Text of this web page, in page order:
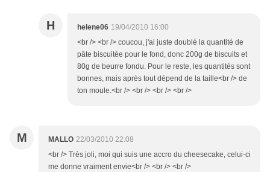
H helene06 19/04/2010 16:00
<br /> <br /> coucou, j'ai juste doublé la quantité de
pâte biscuitée pour le fond, donc 200g de biscuits et
80g de beurre fondu. Pour le reste, les quantités sont
bonnes, mais après tout dépend de la taille<br /> de
ton moule.<br /> <br /> <br /> <br />
M MALLO 22/03/2010 22:08
<br /> Très joli, moi qui suis une accro du cheesecake, celui-ci
me donne vraiment envie<br /> <br /> <br />